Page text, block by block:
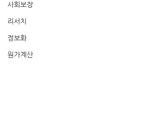
사회보장
리서치
정보화
원가계산